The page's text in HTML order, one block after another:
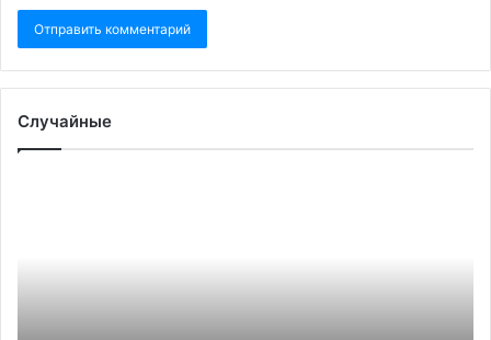
Случайные